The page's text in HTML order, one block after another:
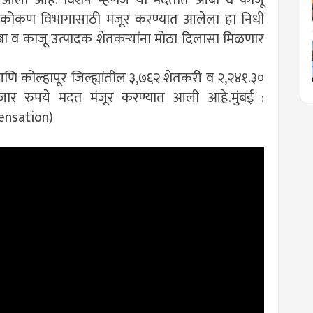
विभागासाठी मंजूर करण्यात आलेला हा निधी
व काजू उत्पादक शेतकऱ्यांना मोठा दिलासा मिळणार
कोल्हापूर जिल्ह्यांतील ३,७६२ शेतकरी व २,२४१.३०
रुपये मदत मंजूर करण्यात आली आहे.मुंबई :